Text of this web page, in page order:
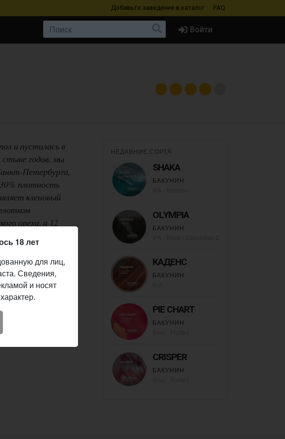
Добавьте заведение в каталог FAQ
Войти
и пустилась в
годов, мы
Петербурга,
плотность
кленовый
ореха, а 12
противоречия
НЕДАВНИЕ СОРТА
SHAKA
БАКУНИН
OLYMPIA
БАКУНИН
КАДЕНС
БАКУНИН
PIE CHART
БАКУНИН
CRISPER
БАКУНИН
18 лет
для лиц,
Сведения,
и носят